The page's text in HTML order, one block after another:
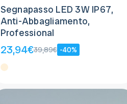
Segnapasso LED 3W IP67,
Anti-Abbagliamento,
Professional
23,94€39,89€ -40%